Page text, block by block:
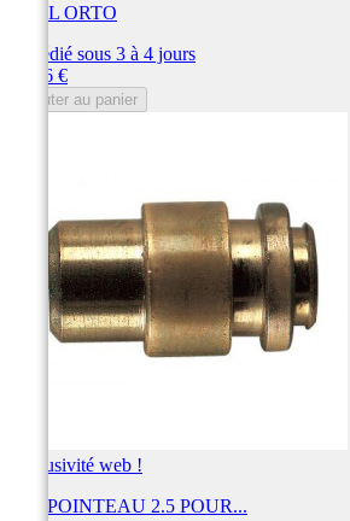
DELL ORTO
Expédié sous 3 à 4 jours
51,96 €
Ajouter au panier
Exclusivité web !
KIT POINTEAU 2.5 POUR...